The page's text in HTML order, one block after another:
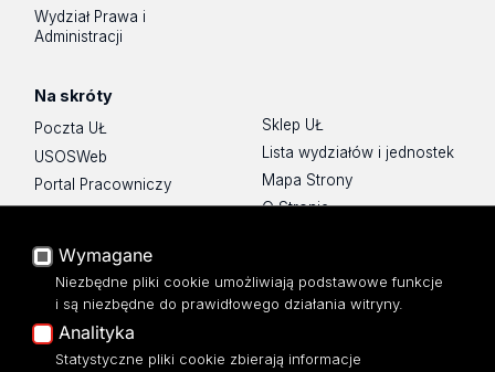
Wydział Prawa i
Administracji
Na skróty
Poczta UŁ
USOSWeb
Portal Pracowniczy
Baza Aktów Własnych
Moodle
Eksperci UŁ
Polityka Prywatności
Dostępność
Sklep UŁ
Lista wydziałów i jednostek
Mapa Strony
O Stronie
Wymagane
Niezbędne pliki cookie umożliwiają podstawowe funkcje
i są niezbędne do prawidłowego działania witryny.
Analityka
Statystyczne pliki cookie zbierają informacje